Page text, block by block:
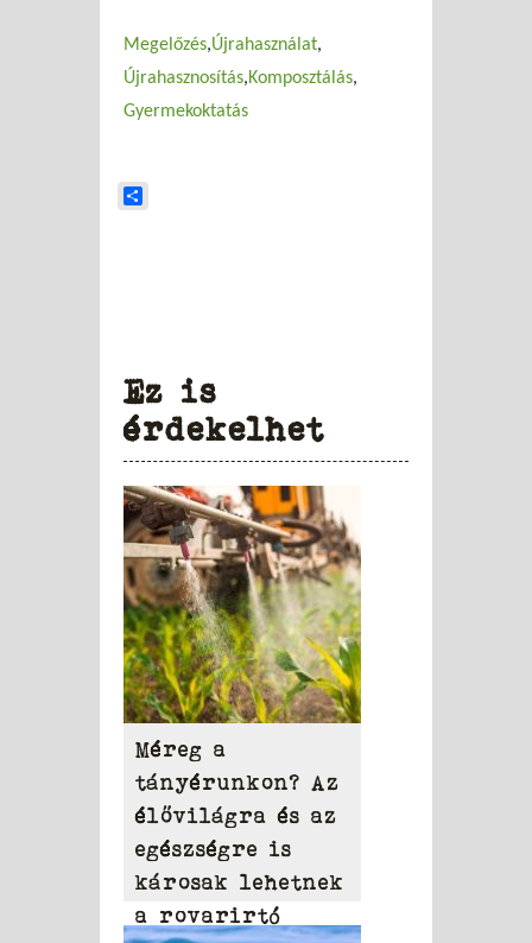
Megelőzés Újrahasználat
Újrahasznosítás Komposztálás
Gyermekoktatás
Ez is
érdekelhet
Méreg a
tányérunkon? Az
élővilágra és az
egészségre is
károsak lehetnek
a rovarirtó